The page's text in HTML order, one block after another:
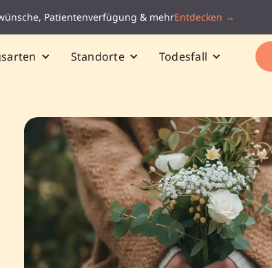
Patientenverfügung & mehrEntdecken →
Standorte Todesfall